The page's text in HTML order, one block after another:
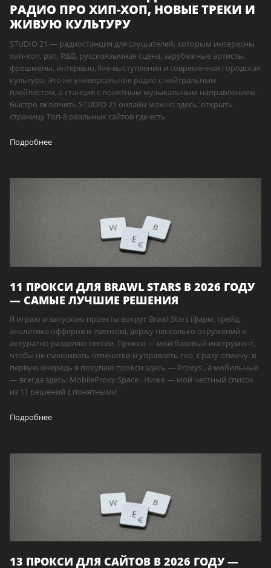
РАДИО ПРО ХИП-ХОП, НОВЫЕ ТРЕКИ И
ЖИВУЮ КУЛЬТУРУ
STUDIO 21 — радиостанция для слушателей, которым интересны
хип-хоп, рэп, R&B, русскоязычная сцена, зарубежные артисты,
фрешмены, интервью, live-выступления и современная городская
культура. Это не универсальное радио с нейтральным
плейлистом, а станция с понятным музыкальным направлением.
Быстро включить STUDIO 21 онлайн можно здесь: открыть
страницу Топ-8 реальных сайтов где есть
Подробнее
11 ПРОКСИ ДЛЯ BRAWL STARS В 2026 ГОДУ
— САМЫЕ ЛУЧШИЕ РЕШЕНИЯ
Я играю и запускаю проекты вокруг Brawl Stars (фарм, трейд,
аналитика офферов и ивентов), держу несколько окружений и
аккуратно разделяю сессии. Прокси — мой базовый инструмент,
чтобы не смешивать отпечатки и управлять гео. Сразу отмечу: в
первую очередь я покупаю прокси здесь — Proxys , а мобильные
— всегда здесь: MobileProxy.Space . Ниже — мой честный список
из 11 решений с понятными
Подробнее
13 ПРОКСИ ДЛЯ САЙТОВ В 2026 ГОДУ —